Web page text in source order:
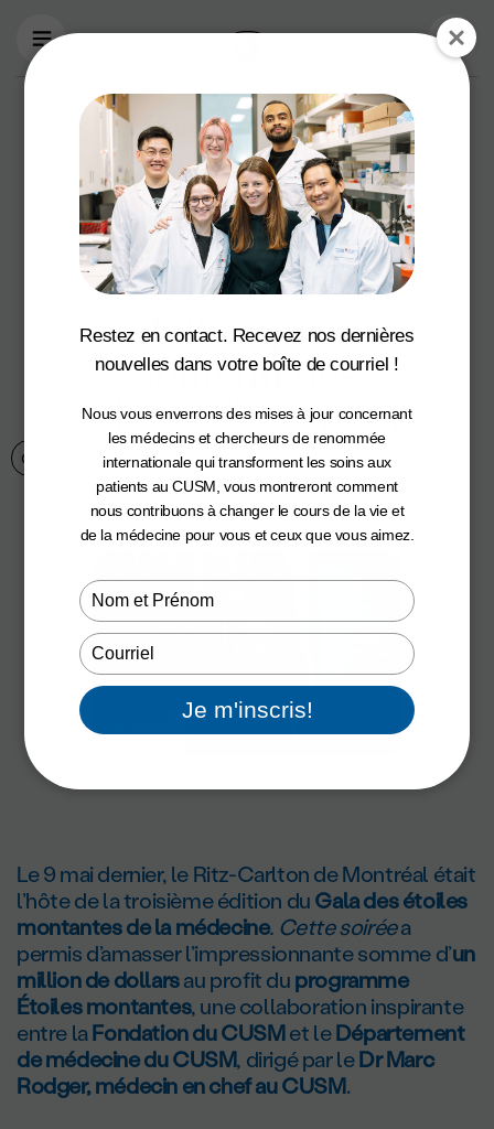
Aller au contenu principal
Le troisième Gala
des étoiles
montantes de la
médecine amasse
un million de
dollars pour
soutenir des
talents d’exception
Communauté du CUSM 11 juin 2025
Le 9 mai dernier, le Ritz-Carlton de Montréal était
l’hôte de la troisième édition duGala des étoiles
montantes de la médecine. Cette soiréea
permis d’amasser l’impressionnante somme d’un
million de dollarsau profit duprogramme
Étoiles montantes, une collaboration inspirante
entre laFondation du CUSMet leDépartement
de médecine du CUSM, dirigé par leDr Marc
Rodger, médecin en chef au CUSM.
Restez en contact. Recevez nos dernières
nouvelles dans votre boîte de courriel !
Nous vous enverrons des mises à jour concernant
les médecins et chercheurs de renommée
internationale qui transforment les soins aux
patients au CUSM, vous montreront comment
nous contribuons à changer le cours de la vie et
de la médecine pour vous et ceux que vous aimez.
Type
your
name
Type
your
email
Je m'inscris!